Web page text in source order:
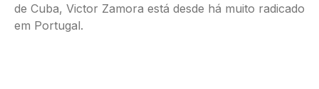
de Cuba, Victor Zamora está desde há muito radicado
em Portugal.